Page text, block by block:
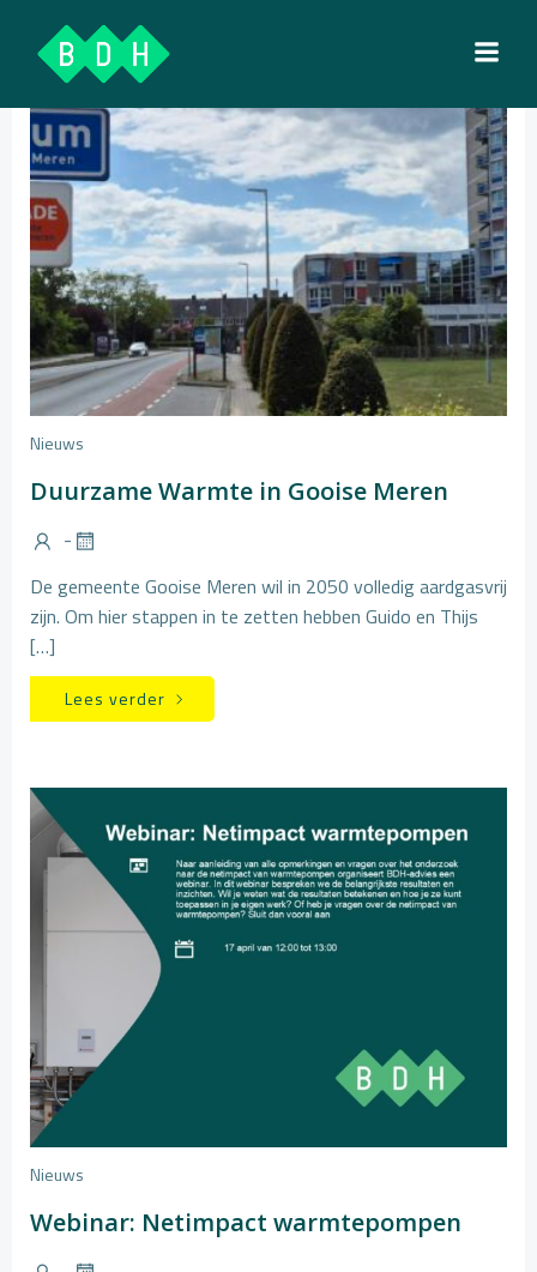
Nieuws
Duurzame Warmte in Gooise Meren
-
De gemeente Gooise Meren wil in 2050 volledig aardgasvrij
zijn. Om hier stappen in te zetten hebben Guido en Thijs
[…]
Lees verder
Nieuws
Webinar: Netimpact warmtepompen